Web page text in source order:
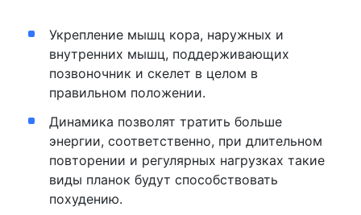
Укрепление мышц кора, наружных и
внутренних мышц, поддерживающих
позвоночник и скелет в целом в
правильном положении.
Динамика позволят тратить больше
энергии, соответственно, при длительном
повторении и регулярных нагрузках такие
виды планок будут способствовать
похудению.